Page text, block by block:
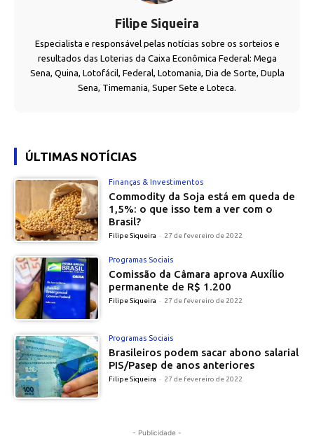
Filipe Siqueira
Especialista e responsável pelas notícias sobre os sorteios e
resultados das Loterias da Caixa Econômica Federal: Mega
Sena, Quina, Lotofácil, Federal, Lotomania, Dia de Sorte, Dupla
Sena, Timemania, Super Sete e Loteca.
ÚLTIMAS NOTÍCIAS
Finanças & Investimentos
Commodity da Soja está em queda de
1,5%: o que isso tem a ver com o
Brasil?
Filipe Siqueira - 27 de fevereiro de 2022
Programas Sociais
Comissão da Câmara aprova Auxílio
permanente de R$ 1.200
Filipe Siqueira - 27 de fevereiro de 2022
Programas Sociais
Brasileiros podem sacar abono salarial
PIS/Pasep de anos anteriores
Filipe Siqueira - 27 de fevereiro de 2022
- Publicidade -